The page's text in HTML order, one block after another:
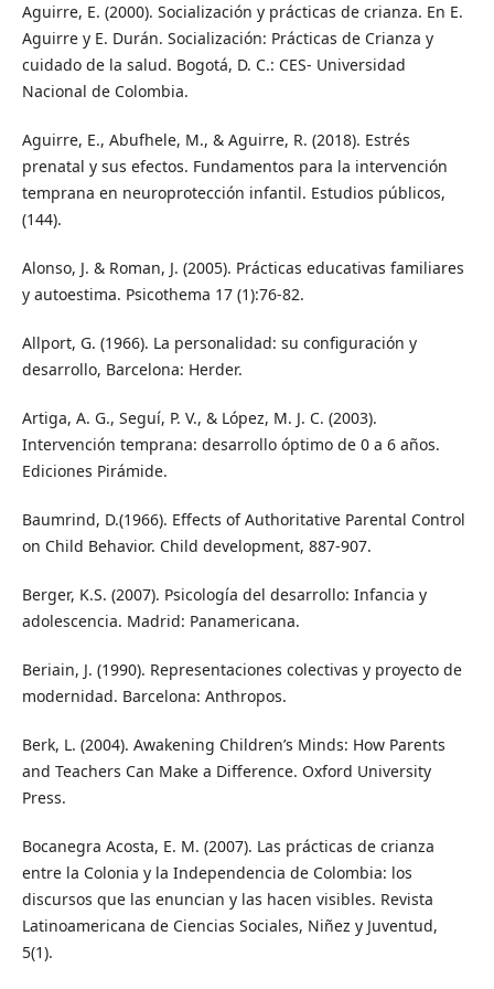
Aguirre, E. (2000). Socialización y prácticas de crianza. En E.
Aguirre y E. Durán. Socialización: Prácticas de Crianza y
cuidado de la salud. Bogotá, D. C.: CES- Universidad
Nacional de Colombia.
Aguirre, E., Abufhele, M., & Aguirre, R. (2018). Estrés
prenatal y sus efectos. Fundamentos para la intervención
temprana en neuroprotección infantil. Estudios públicos,
(144).
Alonso, J. & Roman, J. (2005). Prácticas educativas familiares
y autoestima. Psicothema 17 (1):76-82.
Allport, G. (1966). La personalidad: su configuración y
desarrollo, Barcelona: Herder.
Artiga, A. G., Seguí, P. V., & López, M. J. C. (2003).
Intervención temprana: desarrollo óptimo de 0 a 6 años.
Ediciones Pirámide.
Baumrind, D.(1966). Effects of Authoritative Parental Control
on Child Behavior. Child development, 887-907.
Berger, K.S. (2007). Psicología del desarrollo: Infancia y
adolescencia. Madrid: Panamericana.
Beriain, J. (1990). Representaciones colectivas y proyecto de
modernidad. Barcelona: Anthropos.
Berk, L. (2004). Awakening Children’s Minds: How Parents
and Teachers Can Make a Difference. Oxford University
Press.
Bocanegra Acosta, E. M. (2007). Las prácticas de crianza
entre la Colonia y la Independencia de Colombia: los
discursos que las enuncian y las hacen visibles. Revista
Latinoamericana de Ciencias Sociales, Niñez y Juventud,
5(1).